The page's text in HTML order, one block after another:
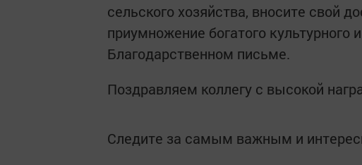
сельского хозяйства, вносите свой
приумножение богатого культурного
Благодарственном письме.
Поздравляем коллегу с высокой
Следите за самым важным и